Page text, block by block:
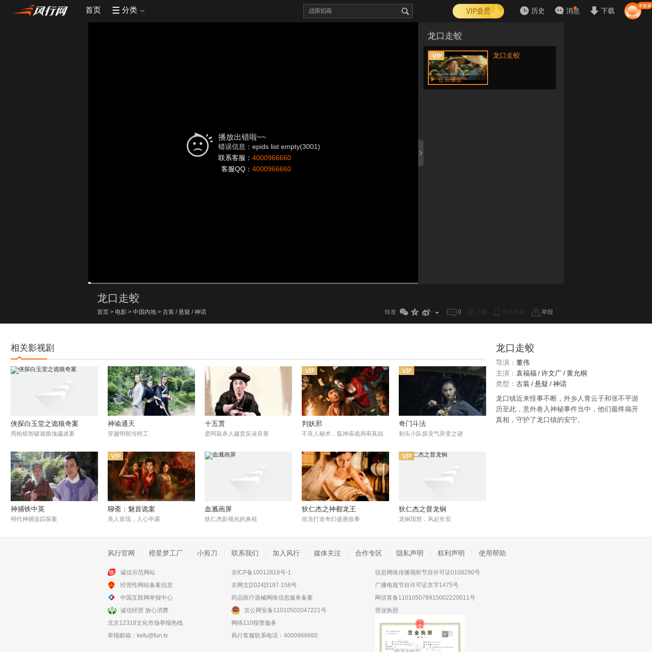
首页 分类 历史 消息 下载
播放出错啦~~
错误信息：epids list empty(3001)
联系客服： 4000966660
客服QQ： 4000966660
00:00/00:00
龙口走蛟
正在播放
龙口走蛟
龙口走蛟
首页 > 电影 > 中国内地 > 古装 / 悬疑 / 神话 转发 0 举报
相关影视剧
侠探白玉堂之诡狼奇案
周柏煊智破诡狼傀儡迷案
神谕通天
穿越明朝当特工
十五贯
娄阿鼠杀人越货反诬良善
判妖邪
不良人秘术，瘟神庙诡局审真凶
奇门斗法
刺头小队探灵气异变之谜
神捕铁中英
明代神捕追踪探案
聊斋：魅首诡案
美人首现，人心毕露
血溅画屏
狄仁杰影视化的鼻祖
狄仁杰之神都龙王
徐克打造奇幻盛唐故事
狄仁杰之督龙锏
龙锏现世，风起长安
无迹可寻
龙口走蛟
导演： 董伟
主演： 袁福福/许文广/黄允桐
类型： 古装 /悬疑 /神话
龙口镇近来怪事不断，外乡人青云子和张不平游
历至此，意外卷入神秘事件当中，他们最终揭开
真相，守护了龙口镇的安宁。
风行官网 橙星梦工厂 小剪刀 联系我们 加入风行 媒体关注 合作专区 隐私声明 权利声明 使用帮助
诚信示范网站
经营性网站备案信息
中国互联网举报中心
诚信经营 放心消费
北京12318文化市场举报热线
举报邮箱： kefu@fun.tv
京ICP备10012819号-1
京网文[2024]3197-158号
药品医疗器械网络信息服务备案
京公网安备11010502047221号
网络110报警服务
风行客服联系电话：4000966660
信息网络传播视听节目许可证0108290号
广播电视节目许可证京字1475号
网信算备110105078915002220011号
营业执照